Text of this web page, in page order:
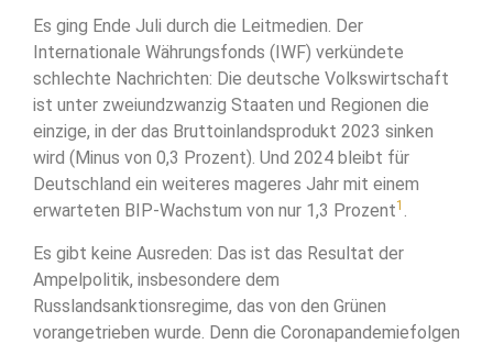
Es ging Ende Juli durch die Leitmedien. Der
Internationale Währungsfonds (IWF) verkündete
schlechte Nachrichten: Die deutsche Volkswirtschaft
ist unter zweiundzwanzig Staaten und Regionen die
einzige, in der das Bruttoinlandsprodukt 2023 sinken
wird (Minus von 0,3 Prozent). Und 2024 bleibt für
Deutschland ein weiteres mageres Jahr mit einem
erwarteten BIP-Wachstum von nur 1,3 Prozent1 .
Es gibt keine Ausreden: Das ist das Resultat der
Ampelpolitik, insbesondere dem
Russlandsanktionsregime, das von den Grünen
vorangetrieben wurde. Denn die Coronapandemiefolgen